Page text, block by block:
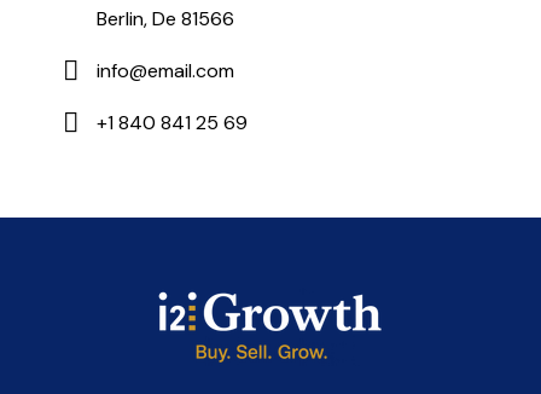
Berlin, De 81566
info@email.com
+1 840 841 25 69